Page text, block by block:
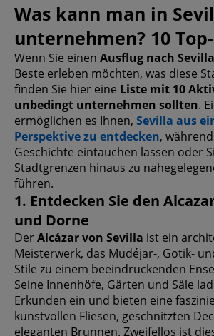
Was kann man in
unternehmen? 10
Wenn Sie einen Ausflug nach Sevilla
Beste erleben möchten, was diese
finden Sie hier eine Liste mit 10
unbedingt unternehmen sollten.
ermöglichen es Ihnen, Sevilla aus
Perspektive zu entdecken,
Geschichte eintauchen lassen oder
Stadtgrenzen hinaus zu
führen.
1. Entdecken Sie den
und Dorne
DerAlcázar von Sevilla ist ein
Meisterwerk, das Mudéjar-, Gotik-
Stile zu einem beeindruckenden
Seine Innenhöfe, Gärten und Säle
Erkunden ein und bieten eine
kunstvollen Fliesen, geschnitzten
eleganten Brunnen. Zweifellos ist